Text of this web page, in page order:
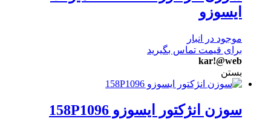
ایسوزو
موجود در انبار
برای قیمت تماس بگیرید
kar!@web
بستن
سوزن انژکتور ایسوزو 158P1096